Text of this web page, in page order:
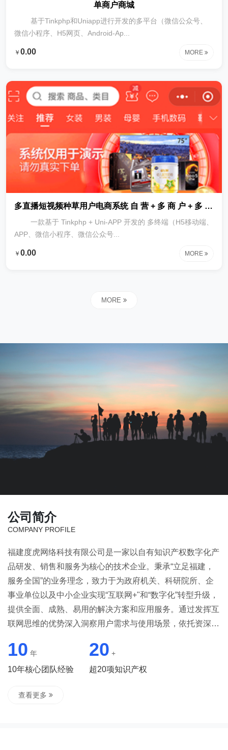
单商户商城
基于Tinkphp和Uniapp进行开发的多平台（微信公众号、
微信小程序、H5网页、Android-Ap...
￥ 0.00 MORE
多直播短视频种草用户电商系统 自 营 + 多 商 户 + 多 终 端（H5+小程序+APP）
一款基于 Tinkphp + Uni-APP 开发的 多终端（H5移动端、
APP、微信小程序、微信公众号...
￥ 0.00 MORE
MORE
公司简介
COMPANY PROFILE
福建度虎网络科技有限公司是一家以自有知识产权数字化产
品研发、销售和服务为核心的技术企业。秉承“立足福建，
服务全国”的业务理念，致力于为政府机关、科研院所、企
事业单位以及中小企业实现“互联网+"和“数字化”转型升级，
提供全面、成熟、易用的解决方案和应用服务。通过发挥互
联网思维的优势深入洞察用户需求与使用场景，依托资深的
建设和定制服务，助力从业者更好地定制策略和实现数字化
转型升级，迎接时代浪潮！福建度虎网络科技有限公司是在
案型公司，打破传统企服公司的角色定位，以“事业伙伴"的
10 年
10年核心团队经验
20 +
超20项知识产权
查看更多